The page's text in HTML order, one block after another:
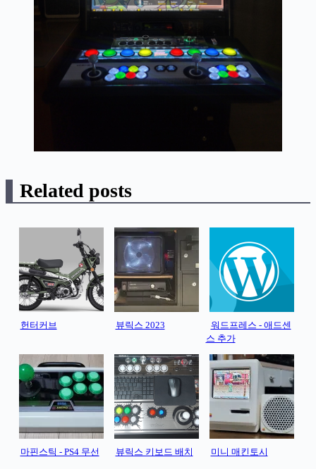
Related posts
헌터커브 뷰릭스 2023
워드프레스 - 애드센
스 추가
마핀스틱 - PS4 무선 뷰릭스 키보드 배치 미니 매킨토시